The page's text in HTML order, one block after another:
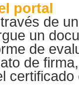
portal
de
un
de
de
certificado